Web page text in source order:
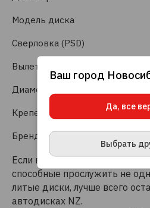
Модель диска
Сверловка (PSD)
Вылет (ET)
Диаметр (DIA)
Крепеж шт.
Бренд
Если вы ищете недорогие, но
способные прослужить не
литые диски, лучше всего
автодисках NZ.
Ваш город
Да, все
Выбрать
Используя данный сайт,
нам делать его удобнее
ПРИНЯТЬ И